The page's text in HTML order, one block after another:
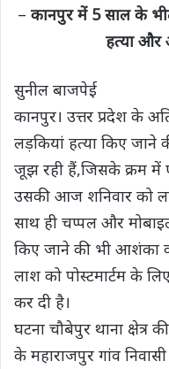
– कानपुर में 5 साल के
हत्या और
सुनील बाजपेई
कानपुर। उत्तर प्रदेश के
लड़कियां हत्या किए जाने
जूझ रही हैं,जिसके क्रम में
उसकी आज शनिवार को
साथ ही चप्पल और
किए जाने की भी आशंका
लाश को पोस्टमार्टम के
कर दी है।
घटना चौबेपुर थाना
के महाराजपुर गांव